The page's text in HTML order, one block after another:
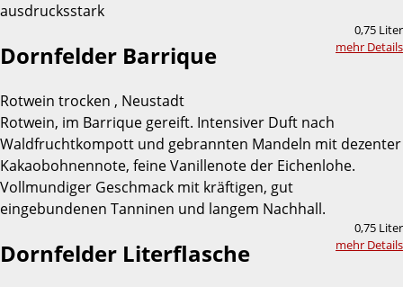
ausdrucksstark
0,75 Liter
mehr Details
Dornfelder Barrique
Rotwein trocken , Neustadt
Rotwein, im Barrique gereift. Intensiver Duft nach
Waldfruchtkompott und gebrannten Mandeln mit dezenter
Kakaobohnennote, feine Vanillenote der Eichenlohe.
Vollmundiger Geschmack mit kräftigen, gut
eingebundenen Tanninen und langem Nachhall.
0,75 Liter
mehr Details
Dornfelder Literflasche